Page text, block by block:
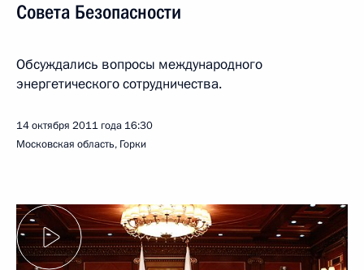
Совета Безопасности
Обсуждались вопросы международного
энергетического сотрудничества.
14 октября 2011 года 16:30
Московская область, Горки